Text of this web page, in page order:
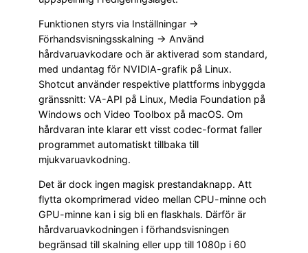
Funktionen styrs via Inställningar →
Förhandsvisningsskalning → Använd
hårdvaruavkodare och är aktiverad som standard,
med undantag för NVIDIA-grafik på Linux.
Shotcut använder respektive plattforms inbyggda
gränssnitt: VA-API på Linux, Media Foundation på
Windows och Video Toolbox på macOS. Om
hårdvaran inte klarar ett visst codec-format faller
programmet automatiskt tillbaka till
mjukvaruavkodning.
Det är dock ingen magisk prestandaknapp. Att
flytta okomprimerad video mellan CPU-minne och
GPU-minne kan i sig bli en flaskhals. Därför är
hårdvaruavkodningen i förhandsvisningen
begränsad till skalning eller upp till 1080p i 60